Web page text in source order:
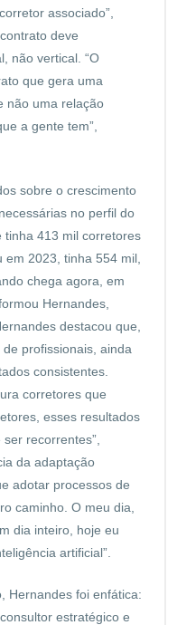
associado”,
deve
não vertical. “O
que gera uma
não uma relação
a gente tem”,
sobre o crescimento
no perfil do
tinha 413 mil corretores
2023, tinha 554 mil,
chega agora, em
Hernandes,
destacou que,
profissionais, ainda
consistentes.
corretores que
esses resultados
recorrentes”,
da adaptação
adotar processos de
caminho. O meu dia,
dia inteiro, hoje eu
artificial”.
Hernandes foi enfática:
estratégico e